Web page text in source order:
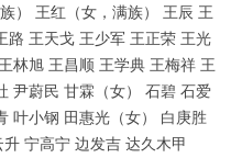
） 王红（女，满族） 王辰 王
路 王天戈 王少军 王正荣 王光
林旭 王昌顺 王学典 王梅祥 王
尹蔚民 甘霖（女） 石碧 石爱
叶小钢 田惠光（女） 白庚胜
升 宁高宁 边发吉 达久木甲